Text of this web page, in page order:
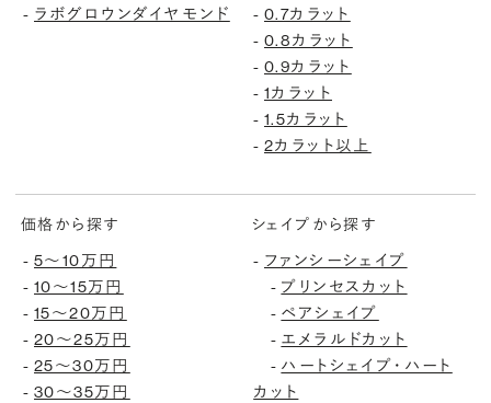
- ラボグロウンダイヤモンド
- 0.7カラット
- 0.8カラット
- 0.9カラット
- 1カラット
- 1.5カラット
- 2カラット以上
価格から探す
- 5〜10万円
- 10〜15万円
- 15〜20万円
- 20〜25万円
- 25〜30万円
- 30〜35万円
シェイプから探す
- ファンシーシェイプ
- プリンセスカット
- ペアシェイプ
- エメラルドカット
- ハートシェイプ・ハート
カット